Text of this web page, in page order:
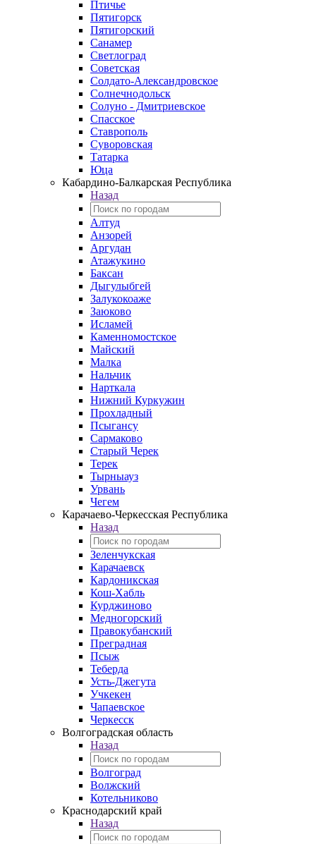
Птичье
Пятигорск
Пятигорский
Санамер
Светлоград
Советская
Солдато-Александровское
Солнечнодольск
Солуно - Дмитриевское
Спасское
Ставрополь
Суворовская
Татарка
Юца
Кабардино‑Балкарская Республика
Назад
Алтуд
Анзорей
Аргудан
Атажукино
Баксан
Дыгулыбгей
Залукокоаже
Заюково
Исламей
Каменномостское
Майский
Малка
Нальчик
Нарткала
Нижний Куркужин
Прохладный
Псыгансу
Сармаково
Старый Черек
Терек
Тырныауз
Урвань
Чегем
Карачаево-Черкесская Республика
Назад
Зеленчукская
Карачаевск
Кардоникская
Кош-Хабль
Курджиново
Медногорский
Правокубанский
Преградная
Псыж
Теберда
Усть-Джегута
Учкекен
Чапаевское
Черкесск
Волгоградская область
Назад
Волгоград
Волжский
Котельниково
Краснодарский край
Назад